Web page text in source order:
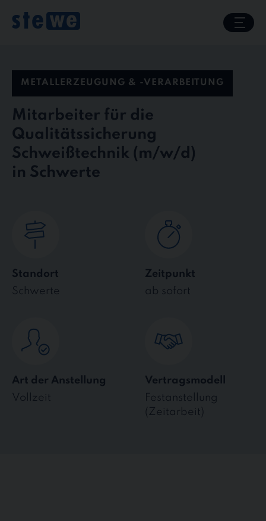
content
METALLERZEUGUNG & -VERARBEITUNG
Mitarbeiter für die
Qualitätssicherung
Schweißtechnik
in Schwerte
Standort
Schwerte
Zeitpunkt
ab sofort
Art der Anstellung
Vollzeit
Vertragsmodell
Festanstellung
(Zeitarbeit)